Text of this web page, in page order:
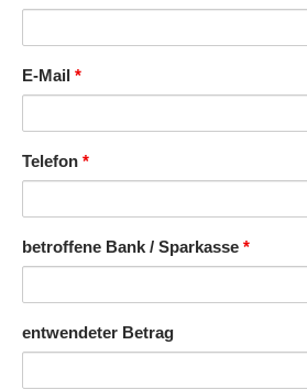
E-Mail *
Telefon *
betroffene Bank / Sparkasse *
entwendeter Betrag